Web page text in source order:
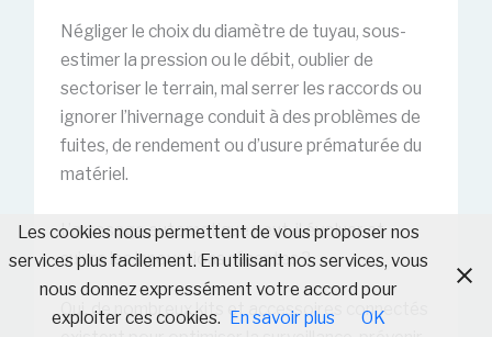
Négliger le choix du diamètre de tuyau, sous-
estimer la pression ou le débit, oublier de
sectoriser le terrain, mal serrer les raccords ou
ignorer l’hivernage conduit à des problèmes de
fuites, de rendement ou d’usure prématurée du
matériel.
L’arrosage automatique peut-il évoluer et
suivre les innovations récentes ?
Oui, de nombreux kits et accessoires connectés
Les cookies nous permettent de vous proposer nos
services plus facilement. En utilisant nos services, vous
nous donnez expressément votre accord pour
exploiter ces cookies. En savoir plus OK